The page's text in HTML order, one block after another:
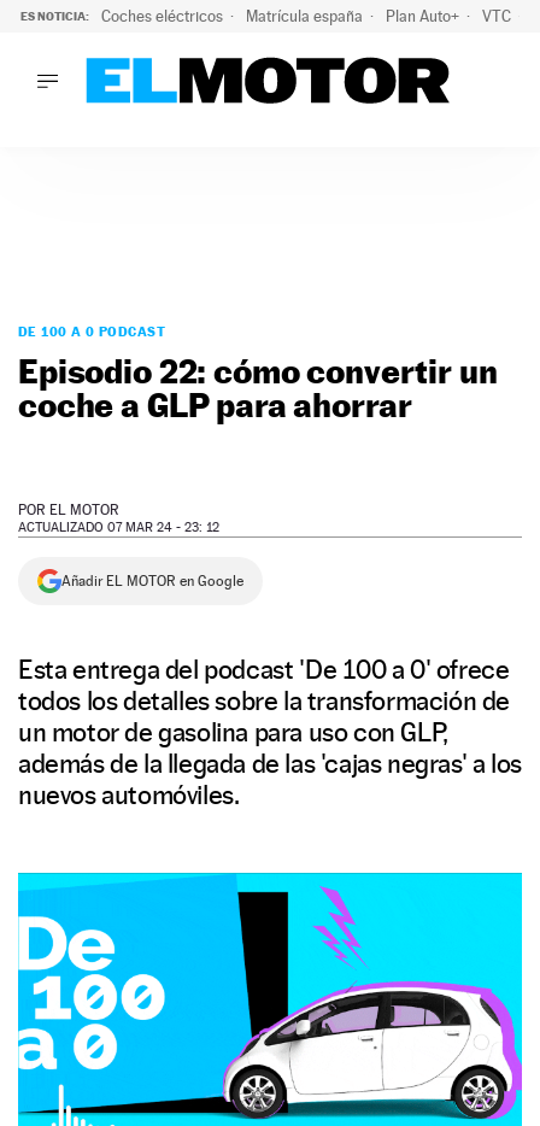
ES NOTICIA: Coches eléctricos Matrícula españa Plan Auto+ VTC
PODCAST
MOTOS
TECNOLOGÍA
SERVICIOS
NEWSLETTER
DE 100 A 0 PODCAST
Episodio 22: cómo convertir un
coche a GLP para ahorrar
POR EL MOTOR
ACTUALIZADO 07 MAR 24 - 23: 12
Añadir EL MOTOR en Google
Esta entrega del podcast 'De 100 a 0' ofrece
todos los detalles sobre la transformación de
un motor de gasolina para uso con GLP,
además de la llegada de las 'cajas negras' a los
nuevos automóviles.